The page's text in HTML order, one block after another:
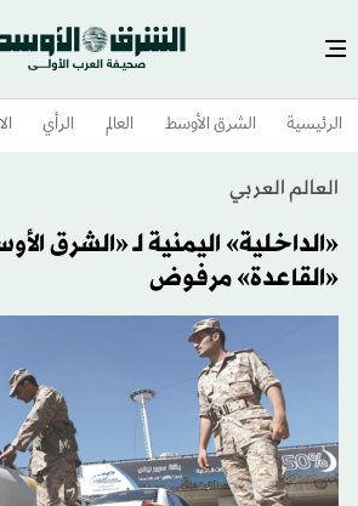
الرئيسية الشرق الأوسط​ العالم الرأي
العالم العربي
«الداخلية» اليمنية لـ «الشرق
«القاعدة» مرفوض